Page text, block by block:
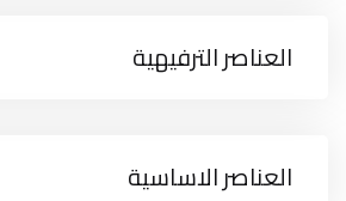
العناصر الترفيهية
العناصر الاساسية